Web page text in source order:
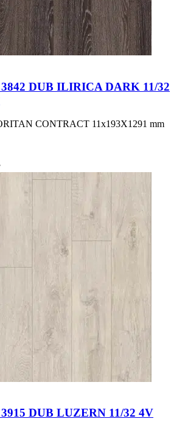
DUB ILIRICA DARK 11/32
CONTRACT 11x193X1291 mm
DUB LUZERN 11/32 4V